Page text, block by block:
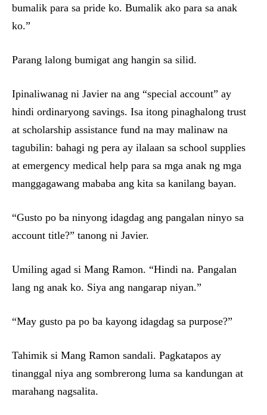
bumalik para sa pride ko. Bumalik ako para sa anak
ko.”
Parang lalong bumigat ang hangin sa silid.
Ipinaliwanag ni Javier na ang “special account” ay
hindi ordinaryong savings. Isa itong pinaghalong trust
at scholarship assistance fund na may malinaw na
tagubilin: bahagi ng pera ay ilalaan sa school supplies
at emergency medical help para sa mga anak ng mga
manggagawang mababa ang kita sa kanilang bayan.
“Gusto po ba ninyong idagdag ang pangalan ninyo sa
account title?” tanong ni Javier.
Umiling agad si Mang Ramon. “Hindi na. Pangalan
lang ng anak ko. Siya ang nangarap niyan.”
“May gusto pa po ba kayong idagdag sa purpose?”
Tahimik si Mang Ramon sandali. Pagkatapos ay
tinanggal niya ang sombrerong luma sa kandungan at
marahang nagsalita.